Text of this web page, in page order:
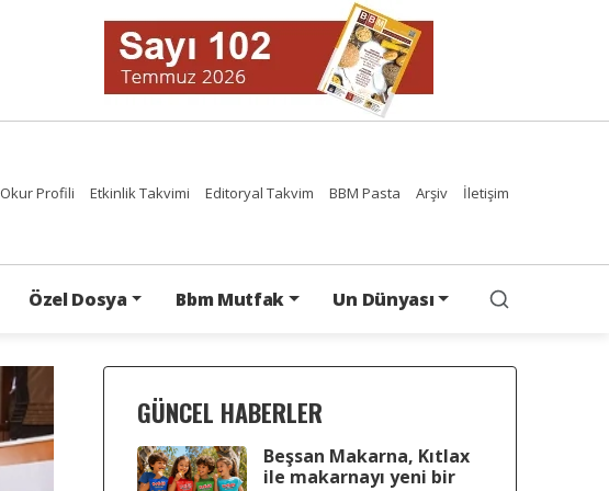
Okur Profili Etkinlik Takvimi Editoryal Takvim BBM Pasta Arşiv İletişim
Özel Dosya Bbm Mutfak Un Dünyası
GÜNCEL HABERLER
Beşsan Makarna, Kıtlax
ile makarnayı yeni bir